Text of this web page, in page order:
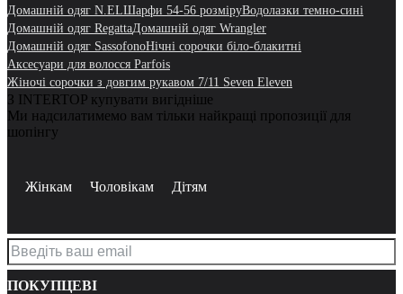
Домашній одяг N.ELШарфи 54-56 розміруВодолазки темно-сині
Домашній одяг RegattaДомашній одяг Wrangler
Домашній одяг SassofonoНічні сорочки біло-блакитні
Аксесуари для волосся Parfois
Жіночі сорочки з довгим рукавом 7/11 Seven Eleven
З INTERTOP купувати вигідніше
Ми надсилатимемо вам тільки найкращі пропозиції для
шопінгу
Жінкам Чоловікам Дітям
ПОКУПЦЕВІ